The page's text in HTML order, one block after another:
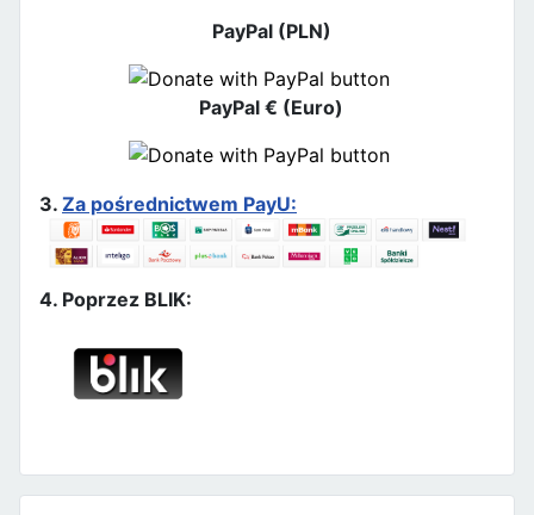
PayPal (PLN)
PayPal € (Euro)
3. Za pośrednictwem PayU:
4. Poprzez BLIK: